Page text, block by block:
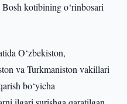
kotibining o‘rinbosari
O‘zbekiston,
va Turkmaniston vakillari
bo‘yicha